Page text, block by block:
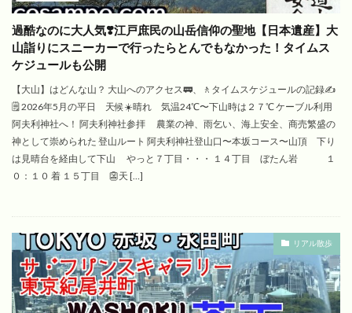
過酷なのに大人気❣️江戸庶民の山岳信仰の聖地【日本遺産】大
山詣りにスニーカーで行ったらとんでもなかった！タイムス
ケジュールも公開
【大山】はどんな山？ 大山へのアクセス🚃、🚶タイムスケジュールの記録✍️
🗒️ 2026年5月の平日 天候☀️晴れ 気温24℃〜下山時は２７℃ ケーブル利用
阿夫利神社へ！ 阿夫利神社参拝 農業の神、雨乞い、海上安全、商売繁盛の
神として崇められた 登山ルート 阿夫利神社登山口〜本坂コース〜山頂 下り
は見晴台を経由して下山 やっと７丁目・・・ １４丁目 ぼたん岩 １
０：１０ 着 １５丁目 👺天 […]
リアル散歩